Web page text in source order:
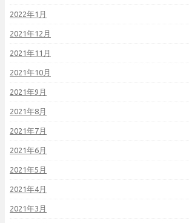
2022年1月
2021年12月
2021年11月
2021年10月
2021年9月
2021年8月
2021年7月
2021年6月
2021年5月
2021年4月
2021年3月